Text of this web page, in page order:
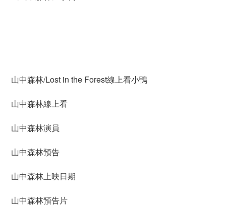
山中森林/Lost in the Forest線上看小鴨
山中森林線上看
山中森林演員
山中森林預告
山中森林上映日期
山中森林預告片